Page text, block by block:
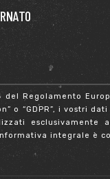
Regolamento
o “GDPR”, i vostri
integrale è